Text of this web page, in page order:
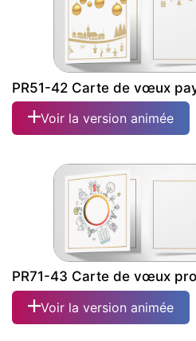
PR51-42 Carte de vœux
Voir la version animée
PR71-43 Carte de vœux
Voir la version animée